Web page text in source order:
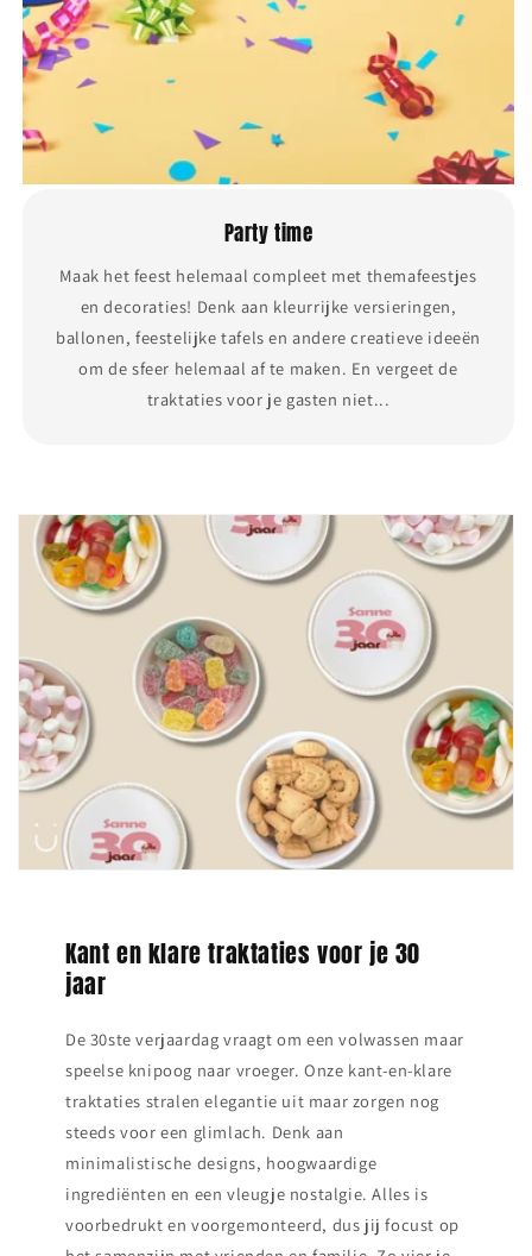
Party time
Maak het feest helemaal compleet met themafeestjes
en decoraties! Denk aan kleurrijke versieringen,
ballonen, feestelijke tafels en andere creatieve ideeën
om de sfeer helemaal af te maken. En vergeet de
traktaties voor je gasten niet...
Kant en klare traktaties voor je 30
jaar
De 30ste verjaardag vraagt om een volwassen maar
speelse knipoog naar vroeger. Onze kant‑en‑klare
traktaties stralen elegantie uit maar zorgen nog
steeds voor een glimlach. Denk aan
minimalistische designs, hoogwaardige
ingrediënten en een vleugje nostalgie. Alles is
voorbedrukt en voorgemonteerd, dus jij focust op